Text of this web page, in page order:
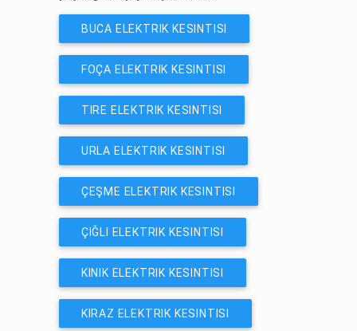
BUCA ELEKTRIK KESINTISI
FOÇA ELEKTRIK KESINTISI
TIRE ELEKTRIK KESINTISI
URLA ELEKTRIK KESINTISI
ÇEŞME ELEKTRIK KESINTISI
ÇIĞLI ELEKTRIK KESINTISI
KINIK ELEKTRIK KESINTISI
KIRAZ ELEKTRIK KESINTISI